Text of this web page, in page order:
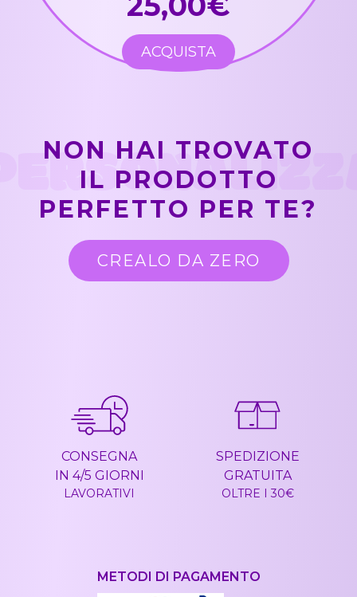
ACQUISTA
NON HAI TROVATO
IL PRODOTTO
PERFETTO PER TE?
CREALO DA ZERO
CONSEGNA
IN 4/5 GIORNI
LAVORATIVI
SPEDIZIONE
GRATUITA
OLTRE I 30€
METODI DI PAGAMENTO